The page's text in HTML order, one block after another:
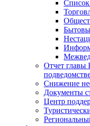
Список
Отчет главы
Снижение
Документы
Центр